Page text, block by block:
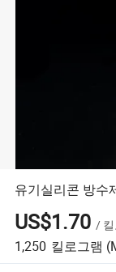
유기실리콘 방수
US$1.70 /
1,250 킬로그램